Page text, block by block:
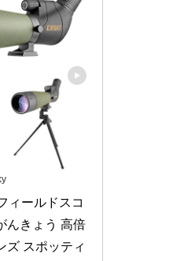
ィールドスコ
んきょう 高倍
ズ スポッティ